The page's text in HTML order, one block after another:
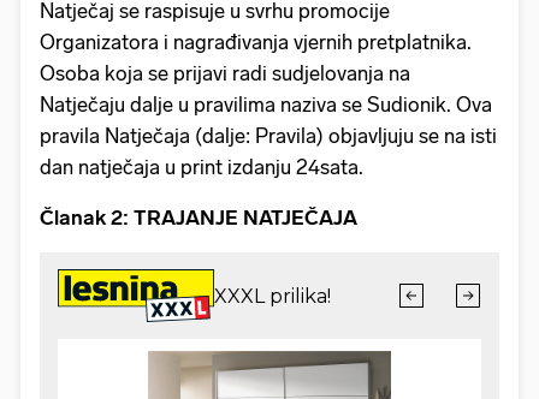
Natječaj se raspisuje u svrhu promocije
Organizatora i nagrađivanja vjernih pretplatnika.
Osoba koja se prijavi radi sudjelovanja na
Natječaju dalje u pravilima naziva se Sudionik. Ova
pravila Natječaja (dalje: Pravila) objavljuju se na isti
dan natječaja u print izdanju 24sata.
Članak 2: TRAJANJE NATJEČAJA